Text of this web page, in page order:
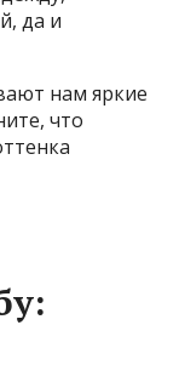
да и
нам яркие
что